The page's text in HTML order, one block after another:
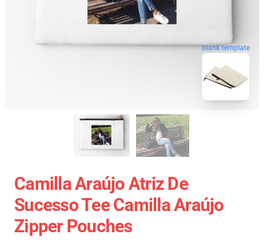
blank template
Camilla Araújo Atriz De
Sucesso Tee Camilla Araújo
Zipper Pouches